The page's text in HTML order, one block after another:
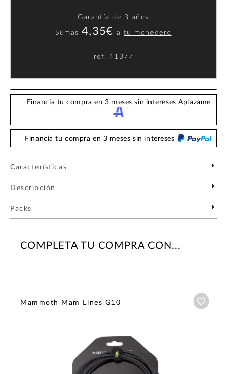
Garantía de 3 años
Sumas 4,35€ atu monedero
ref. 41377
Financia tu compra en 3 meses sin interesesAplazame
Financia tu compra en 3 meses sin intereses
Características
Descripción
Packs
COMPLETA TU COMPRA CON...
Mammoth Mam Lines G10